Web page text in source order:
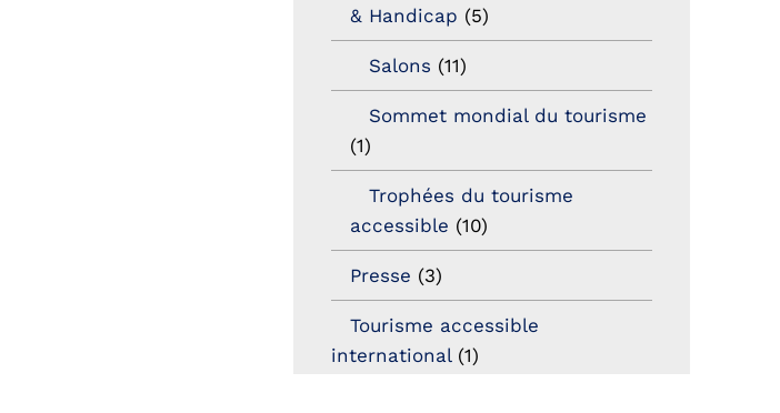
& Handicap (5)
Salons (11)
Sommet mondial du tourisme
(1)
Trophées du tourisme
accessible (10)
Presse (3)
Tourisme accessible
international(1)